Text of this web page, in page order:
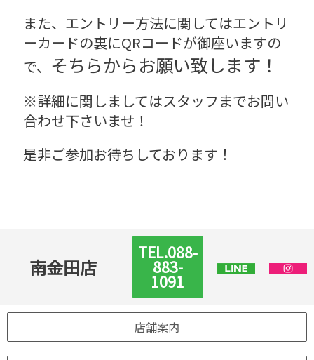
また、エントリー方法に関してはエントリ
ーカードの裏にQRコードが御座いますの
で、 そちらからお願い致します！
※詳細に関しましてはスタッフまでお問い
合わせ下さいませ！
是非ご参加お待ちしております！
南金田店
TEL.088-
883-
1091
店舗案内